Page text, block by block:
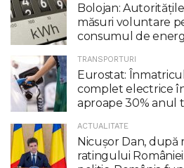
Bolojan:
măsuri voluntare
consumul de
TRANSPORTURI
Eurostat:
complet electrice
aproape 30% anul
ACTUALITATE
Nicuşor Dan, după
ratingului